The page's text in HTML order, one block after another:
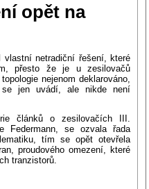
opět na
vlastní netradiční řešení, které
přesto že je u zesilovačů
nejenom deklarováno,
jen uvádí, ale nikde není
článků o zesilovačích III.
Federmann, se ozvala řada
tím se opět otevřela
proudového omezení, které
tranzistorů.